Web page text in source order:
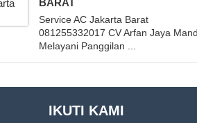
Service AC Jakarta Barat
081255332017 CV Arfan Jaya
Melayani Panggilan ...
IKUTI KAMI